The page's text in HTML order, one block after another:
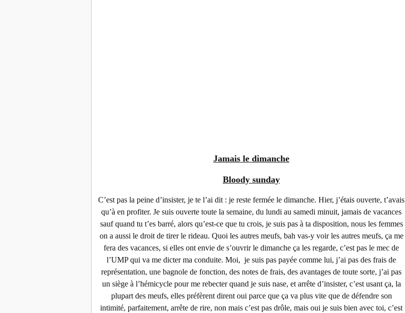
Jamais le dimanche
Bloody sunday
C’est pas la peine d’insister, je te l’ai dit : je reste fermée le dimanche. Hier, j’étais ouverte, t’avais
qu’à en profiter. Je suis ouverte toute la semaine, du lundi au samedi minuit, jamais de vacances
sauf quand tu t’es barré, alors qu’est-ce que tu crois, je suis pas à ta disposition, nous les femmes
on a aussi le droit de tirer le rideau. Quoi les autres meufs, bah vas-y voir les autres meufs, ça me
fera des vacances, si elles ont envie de s’ouvrir le dimanche ça les regarde, c’est pas le mec de
l’UMP qui va me dicter ma conduite. Moi, je suis pas payée comme lui, j’ai pas des frais de
représentation, une bagnole de fonction, des notes de frais, des avantages de toute sorte, j’ai pas
un siège à l’hémicycle pour me rebecter quand je suis nase, et arrête d’insister, c’est usant ça, la
plupart des meufs, elles préfèrent dirent oui parce que ça va plus vite que de défendre son
intimité, parfaitement, arrête de rire, non mais c’est pas drôle, mais oui je suis bien avec toi, c’est